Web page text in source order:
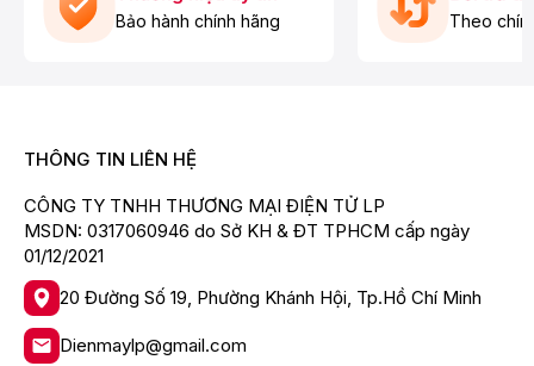
- Công nghệ làm lạnh gián tiếp và đa chiều sẽ nhanh
cần thiết.
Bảo hành chính hãng Theo
THÔNG TIN LIÊN HỆ
CÔNG TY TNHH THƯƠNG MẠI ĐIỆN TỬ LP
MSDN: 0317060946 do Sở KH & ĐT TPHCM cấp ngày
01/12/2021
20 Đường Số 19, Phường Khánh Hội, Tp.Hồ Chí Minh
Dienmaylp@gmail.com